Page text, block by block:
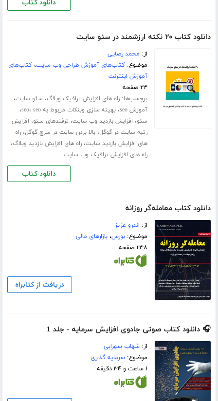
دانلود کتاب
دانلود کتاب ۲۰ نکته ارزشمند در سئو سایت
از: محمد رضایی
موضوع:کتاب‌های آموزش طراحی وب سایت،کتاب‌های
آموزش اینترنت
۲۳ صفحه
برچسب‌ها:راه های افزایش ترافیک وبلاگ، سئو سایت،
آموزش seo ،بهینه سازی وبنکات مربوط به seo ، seo ،
سئو، افزایش بازدید وب سایت، ترفندهای سئو، افزایش
رتبه سایت در گوگل،بالا بردن سایت در سرچ گوگل،راه
های افزایش بازدید سایت،راه های افزایش بازدید وبلاگ،
راه های افزایش ترافیک وب سایت
دانلود کتاب
دانلود کتاب معامله‌گر روزانه
از: اندرو عزیز
موضوع:بورس،بازارهای مالی
۲۳۸ صفحه
دریافت از کتابراه
🎧 دانلود کتاب صوتی جادوی افزایش سرمایه - جلد 1
از:شهاب سهرابی
موضوع:سرمایه گذاری
۱ ساعت و ۳۴ دقیقه